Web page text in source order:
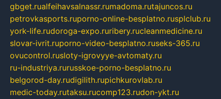
gbget.rualfeihavsalnassr.rumadoma.rutajuncos.ru
petrovkasports.ruporno-online-besplatno.rusplclub.ru
york-life.rudoroga-expo.ruribery.rucleanmedicine.ru
slovar-ivrit.ruporno-video-besplatno.ruseks-365.ru
ovucontrol.rusloty-igrovyye-avtomaty.ru
ru-industriya.rurusskoe-porno-besplatno.ru
belgorod-day.rudigilith.rupichkurovlab.ru
medic-today.rutaksu.rucomp123.rudon-ykt.ru